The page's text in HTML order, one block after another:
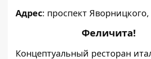
Адрес: проспект Яворницкого,
Феличита!
Концептуальный ресторан